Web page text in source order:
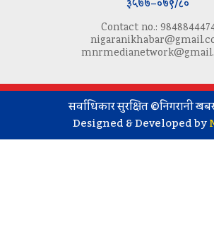
३५७७–०७९/८०
Contact no.:
सर्वाधिकार सुरक्षित ©निगरानी
Designed & Developed by